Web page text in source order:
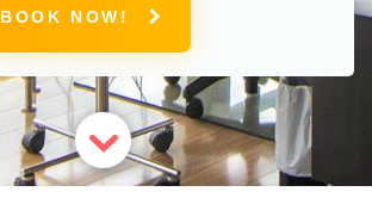
BOOK NOW!